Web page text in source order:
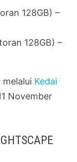
128GB) –
128GB) –
Kedai
November